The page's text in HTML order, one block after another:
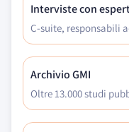
Interviste con
C-suite, responsabili
Archivio GMI
Oltre 13.000 studi